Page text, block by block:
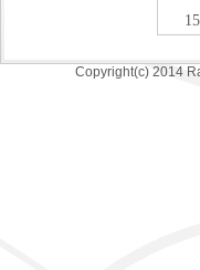
Copyright(c) 2014